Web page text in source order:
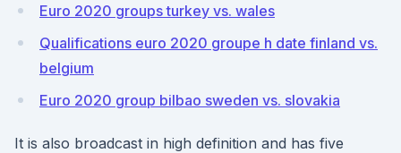
Euro 2020 groups turkey vs. wales
Qualifications euro 2020 groupe h date finland vs.
belgium
Euro 2020 group bilbao sweden vs. slovakia
It is also broadcast in high definition and has five